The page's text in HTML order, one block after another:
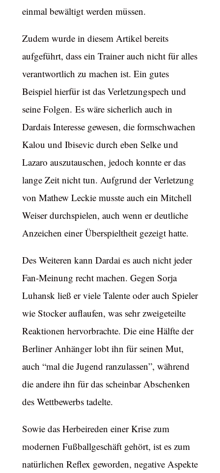
einmal bewältigt werden müssen.
Zudem wurde in diesem Artikel bereits
aufgeführt, dass ein Trainer auch nicht für alles
verantwortlich zu machen ist. Ein gutes
Beispiel hierfür ist das Verletzungspech und
seine Folgen. Es wäre sicherlich auch in
Dardais Interesse gewesen, die formschwachen
Kalou und Ibisevic durch eben Selke und
Lazaro auszutauschen, jedoch konnte er das
lange Zeit nicht tun. Aufgrund der Verletzung
von Mathew Leckie musste auch ein Mitchell
Weiser durchspielen, auch wenn er deutliche
Anzeichen einer Überspieltheit gezeigt hatte.
Des Weiteren kann Dardai es auch nicht jeder
Fan-Meinung recht machen. Gegen Sorja
Luhansk ließ er viele Talente oder auch Spieler
wie Stocker auflaufen, was sehr zweigeteilte
Reaktionen hervorbrachte. Die eine Hälfte der
Berliner Anhänger lobt ihn für seinen Mut,
auch “mal die Jugend ranzulassen”, während
die andere ihn für das scheinbar Abschenken
des Wettbewerbs tadelte.
Sowie das Herbeireden einer Krise zum
modernen Fußballgeschäft gehört, ist es zum
natürlichen Reflex geworden, negative Aspekte